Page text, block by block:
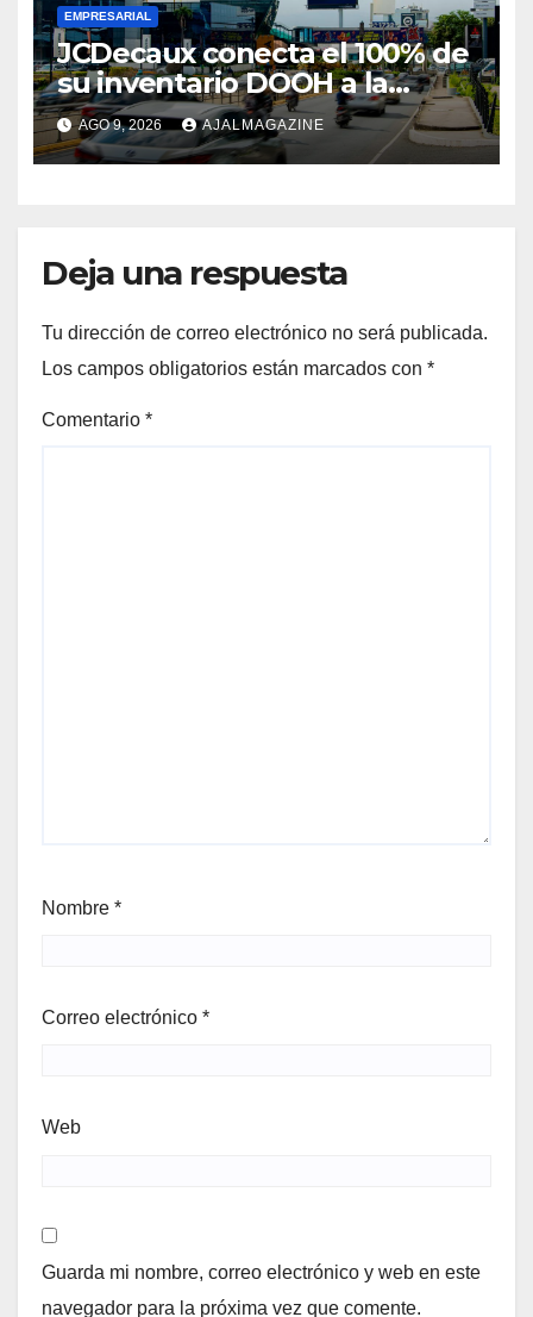
EMPRESARIAL
JCDecaux conecta el 100% de
su inventario DOOH a la
compra programática en 9
mercados de Latinoamérica
AGO 9, 2026 AJALMAGAZINE
Deja una respuesta
Tu dirección de correo electrónico no será publicada.
Los campos obligatorios están marcados con *
Comentario *
Nombre *
Correo electrónico *
Web
Guarda mi nombre, correo electrónico y web en este
navegador para la próxima vez que comente.